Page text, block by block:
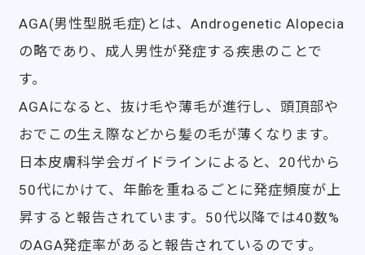
AGA(男性型脱毛症)とは、Androgenetic Alopecia
の略であり、成人男性が発症する疾患のことで
す。
AGAになると、抜け毛や薄毛が進行し、頭頂部や
おでこの生え際などから髪の毛が薄くなります。
日本皮膚科学会ガイドラインによると、20代から
50代にかけて、年齢を重ねるごとに発症頻度が上
昇すると報告されています。50代以降では40数%
のAGA発症率があると報告されているのです。